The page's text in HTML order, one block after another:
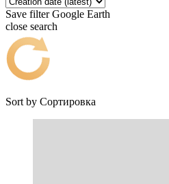
Save filter Google Earth
close search
Sort by Сортировка